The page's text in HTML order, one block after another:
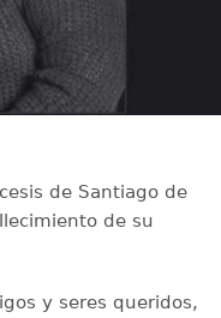
de Santiago de
de su
y seres queridos,